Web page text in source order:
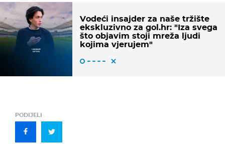
Vodeći insajder za naše tržište
ekskluzivno za gol.hr: "Iza svega
što objavim stoji mreža ljudi
kojima vjerujem"
PODIJELI